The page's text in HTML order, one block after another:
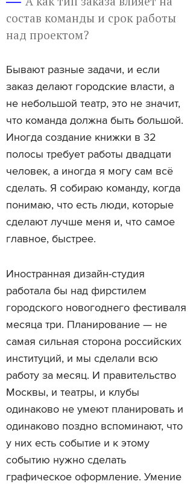
состав команды и срок работы
над проектом?
Бывают разные задачи, и если
заказ делают городские власти, а
не небольшой театр, это не значит,
что команда должна быть большой.
Иногда создание книжки в 32
полосы требует работы двадцати
человек, а иногда я могу сам всё
сделать. Я собираю команду, когда
понимаю, что есть люди, которые
сделают лучше меня и, что самое
главное, быстрее.
Иностранная дизайн-студия
работала бы над фирстилем
городского новогоднего фестиваля
месяца три. Планирование — не
самая сильная сторона российских
институций, и мы сделали всю
работу за месяц. И правительство
Москвы, и театры, и клубы
одинаково не умеют планировать и
одинаково поздно вспоминают, что
у них есть событие и к этому
событию нужно сделать
графическое оформление. Умение